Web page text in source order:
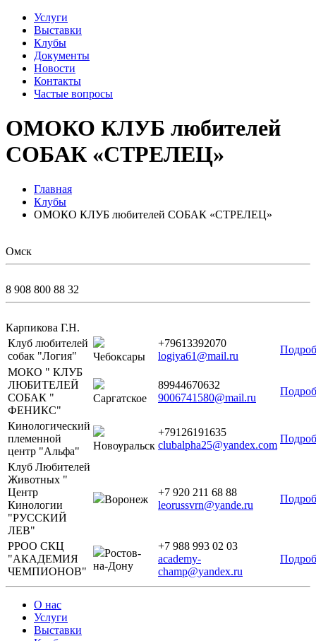
Услуги
Выставки
Клубы
Документы
Новости
Контакты
Частые вопросы
ОМОКО КЛУБ любителей
СОБАК «СТРЕЛЕЦ»
Главная
Клубы
ОМОКО КЛУБ любителей СОБАК «СТРЕЛЕЦ»
Омск
8 908 800 88 32
Карпикова Г.Н.
Клуб любителей
собак "Логия"
Чебоксары
+79613392070
logiya61@mail.ru
МОКО " КЛУБ
ЛЮБИТЕЛЕЙ
СОБАК "
ФЕНИКС"
Саргатское
89944670632
9006741580@mail.ru
Кинологический
племенной
центр "Альфа"
Новоуральск
+79126191635
clubalpha25@yandex.com
Клуб Любителей
Животных "
Центр
Кинологии
"РУССКИЙ
ЛЕВ"
Воронеж
+7 920 211 68 88
leorussvrn@yande.ru
РРОО СКЦ
"АКАДЕМИЯ
ЧЕМПИОНОВ"
Ростов-
на-Дону
+7 988 993 02 03
academy-
champ@yandex.ru
О нас
Услуги
Выставки